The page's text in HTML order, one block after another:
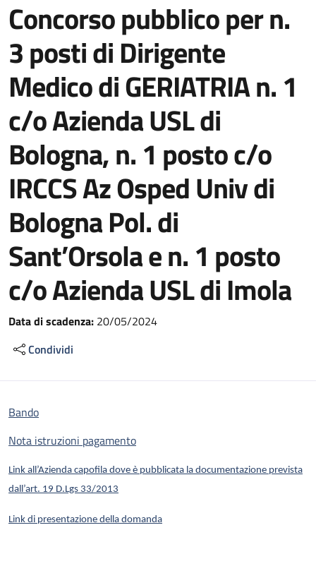
Concorso pubblico per n.
3 posti di Dirigente
Medico di GERIATRIA n. 1
c/o Azienda USL di
Bologna, n. 1 posto c/o
IRCCS Az Osped Univ di
Bologna Pol. di
Sant’Orsola e n. 1 posto
c/o Azienda USL di Imola
Data di scadenza: 20/05/2024
Condividi
Bando
Nota istruzioni pagamento
Link all’Azienda capofila dove è pubblicata la documentazione prevista
dall’art. 19 D.Lgs 33/2013
Link di presentazione della domanda